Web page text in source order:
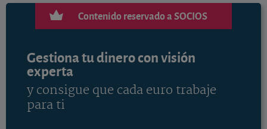
Contenido reservado a SOCIOS
Gestiona tu dinero con visión
experta
y consigue que cada euro trabaje
para ti